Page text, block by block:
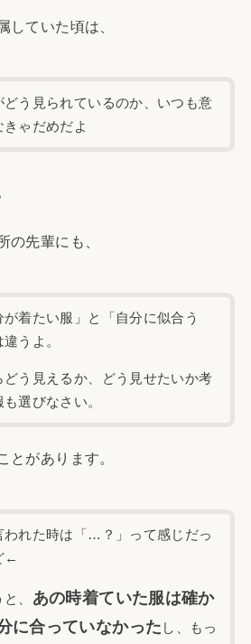
していた頃は、
どう見られているのか、いつも意
きゃだめだよ
の先輩にも、
が着たい服」と「自分に似合う
違うよ。
どう見えるか、どう見せたいか考
も選びなさい。
とがあります。
われた時は「…？」って感じだっ
←
、 あの時着ていた服は確か
に合っていなかった し、もっ